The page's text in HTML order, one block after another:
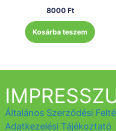
8000 Ft
Kosárba teszem
Általános Szerződési
Adatkezelési Tájékoztató